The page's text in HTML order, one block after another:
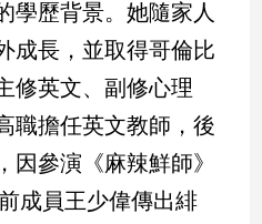
學歷背景。她隨家人
成長，並取得哥倫比
修英文、副修心理
職擔任英文教師，後
因參演《麻辣鮮師》
成員王少偉傳出緋